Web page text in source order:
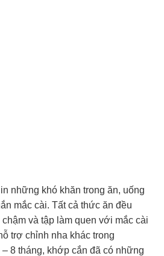
những khó khăn trong ăn, uống
mắc cài. Tất cả thức ăn đều
và tập làm quen với mắc cài
trợ chỉnh nha khác trong
– 8 tháng, khớp cắn đã có những